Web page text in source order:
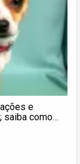
e
saiba como